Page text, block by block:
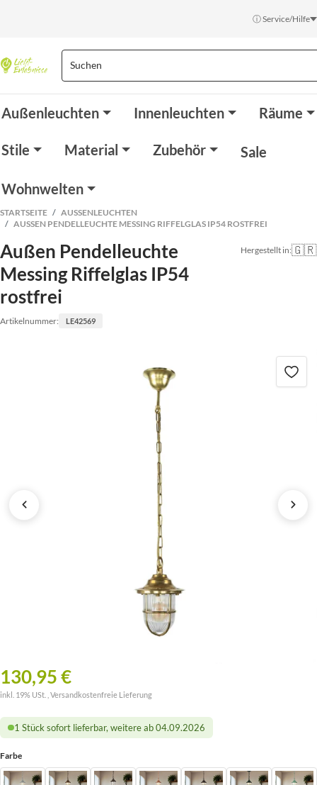
ⓘ Service/Hilfe
Außenleuchten Innenleuchten Räume
Stile Material Zubehör Sale
Wohnwelten
STARTSEITE
AUSSENLEUCHTEN
AUSSEN PENDELLEUCHTE MESSING RIFFELGLAS IP54 ROSTFREI
Außen Pendelleuchte
Messing Riffelglas IP54
rostfrei
Artikelnummer: LE42569
Hergestellt in:🇬🇷
130,95 €
inkl. 19% USt. , Versandkostenfreie Lieferung
1 Stück sofort lieferbar, weitere ab 04.09.2026
Farbe